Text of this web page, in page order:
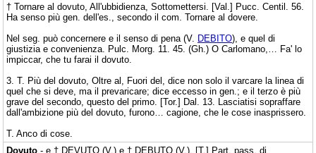
† Tornare al dovuto, All'ubbidienza, Sottomettersi. [Val.] Pucc. Centil. 56.
Ha senso più gen. dell'es., secondo il com. Tornare al dovere.
Nel seg. può concernere e il senso di pena (V. DEBITO), e quel di
giustizia e convenienza. Pulc. Morg. 11. 45. (Gh.) O Carlomano,… Fa' lo
impiccar, che tu farai il dovuto.
3. T. Più del dovuto, Oltre al, Fuori del, dice non solo il varcare la linea di
quel che si deve, ma il prevaricare; dice eccesso in gen.; e il terzo è più
grave del secondo, questo del primo. [Tor.] Dal. 13. Lasciatisi sopraffare
dall'ambizione più del dovuto, furono… cagione, che le cose inasprissero.
T. Anco di cose.
Dovuto - e † DEVUTO (V.) e † DEBUTO (V.). [T.] Part. pass. di